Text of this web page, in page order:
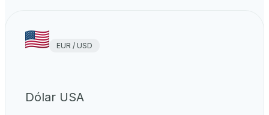
EUR / USD
Dólar USA